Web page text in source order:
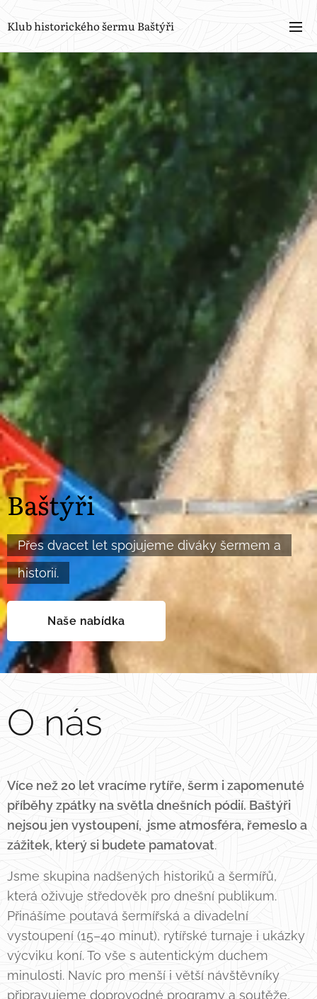
Klub historického šermu Baštýři
Baštýři
Přes dvacet let spojujeme diváky šermem a
historií.
Naše nabídka
O nás
Více než 20 let vracíme rytíře, šerm i zapomenuté
příběhy zpátky na světla dnešních pódií. Baštýři
nejsou jen vystoupení, jsme atmosféra, řemeslo a
zážitek, který si budete pamatovat.
Jsme skupina nadšených historiků a šermířů,
která oživuje středověk pro dnešní publikum.
Přinášíme poutavá šermířská a divadelní
vystoupení (15–40 minut), rytířské turnaje i ukázky
výcviku koní. To vše s autentickým duchem
minulosti. Navíc pro menší i větší návštěvníky
připravujeme doprovodné programy a soutěže,